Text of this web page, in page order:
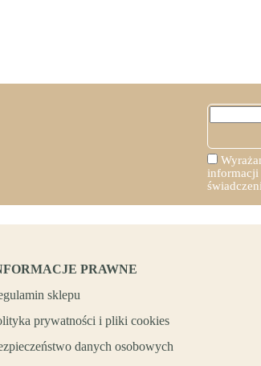
informacji
PRAWNE
sklepu
prywatności i pliki cookies
danych osobowych